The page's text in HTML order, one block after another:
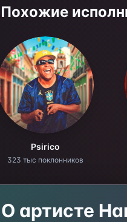
Похожие
Psirico
323 тыс поклонников
О артисте